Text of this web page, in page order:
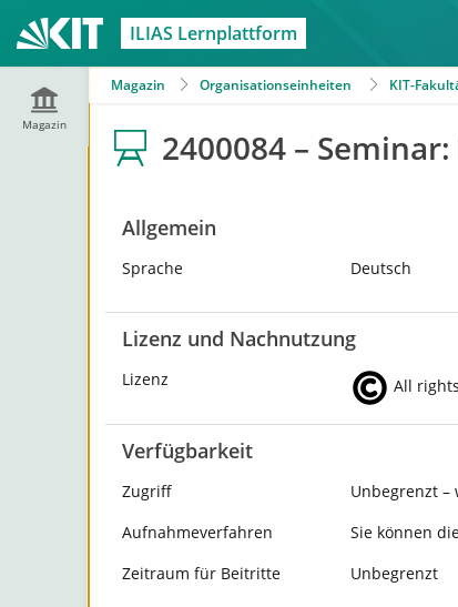
ILIAS Lernplattform
Magazin
KIT-
Organisationseinheiten
Magazin
2400084 –
Allgemein
Sprache Deutsch
Lizenz und Nachnutzung
Lizenz All
Verfügbarkeit
Zugriff
Unbegrenzt –
Aufnahmeverfahren
Sie können
Zeitraum für Beitritte
Unbegrenzt